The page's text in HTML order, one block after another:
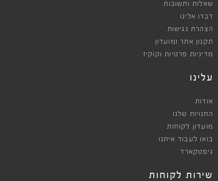
שאלות ותשובות
דברו אלינו
הצהרת נגישות
תקנון אתר ומועדון
מדיניות פרטיות וקוקיז
עלינו
אודות
החנויות שלנו
מועדון לקוחות
בואו לעבוד איתנו
גיפטקארד
שירות לקוחות